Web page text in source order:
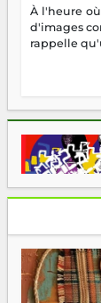
À l'heure
d'images
rappelle